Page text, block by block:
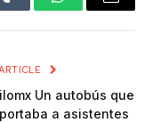
Tumblr WhatsAppEmail
Un autobús que
a asistentes